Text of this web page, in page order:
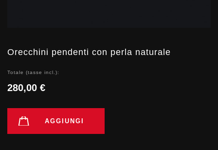
Orecchini pendenti con perla naturale
Totale (tasse incl.):
280,00 €
AGGIUNGI